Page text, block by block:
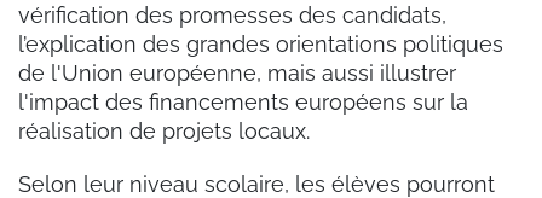
vérification des promesses des candidats,
l’explication des grandes orientations politiques
de l'Union européenne, mais aussi illustrer
l'impact des financements européens sur la
réalisation de projets locaux.
Selon leur niveau scolaire, les élèves pourront